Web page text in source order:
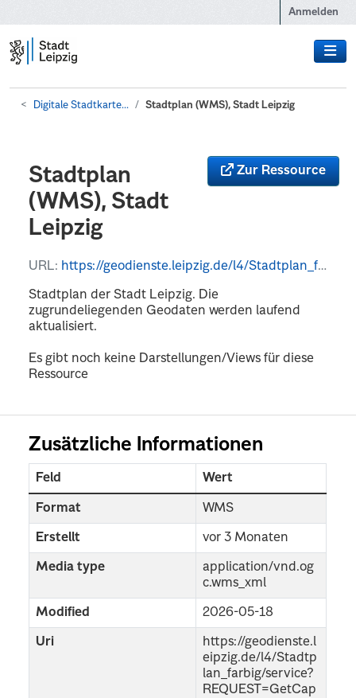
Anmelden
Digitale Stadtkarte... Stadtplan (WMS), Stadt Leipzig
Zur Ressource
Stadtplan
(WMS), Stadt
Leipzig
URL: https://geodienste.leipzig.de/l4/Stadtplan_farbig/service?REQUEST=GetCapabilities&SERVICE=WMS
Stadtplan der Stadt Leipzig. Die
zugrundeliegenden Geodaten werden laufend
aktualisiert.
Es gibt noch keine Darstellungen/Views für diese
Ressource
Zusätzliche Informationen
Feld Wert
Format WMS
Erstellt vor 3 Monaten
Media type
application/vnd.og
c.wms_xml
Modified 2026-05-18
Uri
https://geodienste.l
eipzig.de/l4/Stadtp
lan_farbig/service?
REQUEST=GetCap